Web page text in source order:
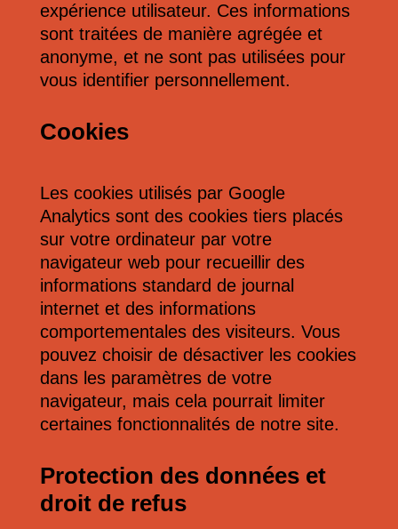
expérience utilisateur. Ces informations
sont traitées de manière agrégée et
anonyme, et ne sont pas utilisées pour
vous identifier personnellement.
Cookies
Les cookies utilisés par Google
Analytics sont des cookies tiers placés
sur votre ordinateur par votre
navigateur web pour recueillir des
informations standard de journal
internet et des informations
comportementales des visiteurs. Vous
pouvez choisir de désactiver les cookies
dans les paramètres de votre
navigateur, mais cela pourrait limiter
certaines fonctionnalités de notre site.
Protection des données et
droit de refus